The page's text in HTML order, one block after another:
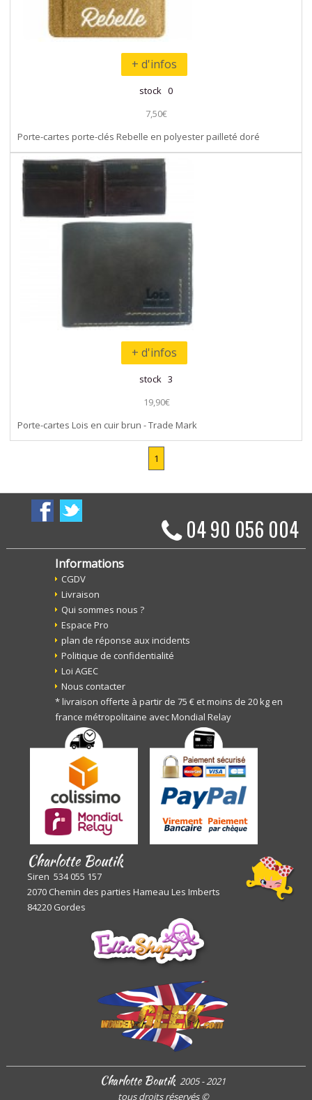
+ d'infos
stock 0
7,50€
Porte-cartes porte-clés Rebelle en polyester pailleté doré
+ d'infos
stock 3
19,90€
Porte-cartes Lois en cuir brun - Trade Mark
1
04 90 056 004
Informations
CGDV
Livraison
Qui sommes nous ?
Espace Pro
plan de réponse aux incidents
Politique de confidentialité
Loi AGEC
Nous contacter
* livraison offerte à partir de 75 € et moins de 20 kg en
france métropolitaine avec Mondial Relay
Charlotte Boutik
Siren 534 055 157
2070 Chemin des parties Hameau Les Imberts
84220 Gordes
Charlotte Boutik 2005 - 2021
tous droits réservés©